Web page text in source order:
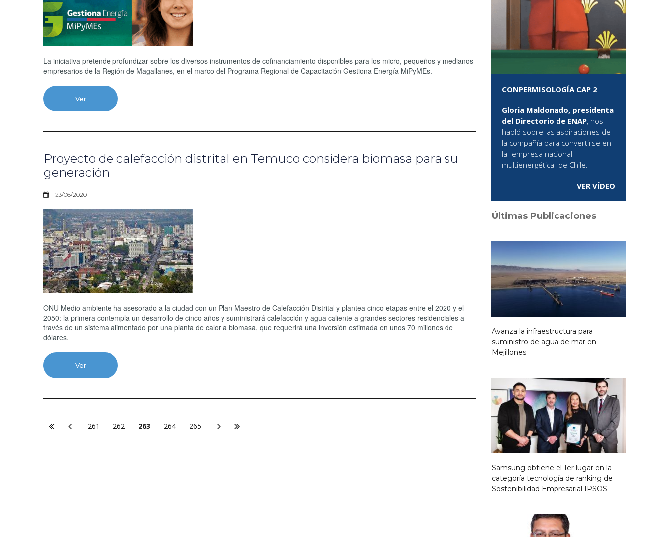
La iniciativa pretende profundizar sobre los diversos instrumentos de cofinanciamiento disponibles para los micro, pequeños y medianos
empresarios de la Región de Magallanes, en el marco del Programa Regional de Capacitación Gestiona Energía MiPyMEs.
Ver
Proyecto de calefacción distrital en Temuco considera biomasa para su
generación
23/06/2020
ONU Medio ambiente ha asesorado a la ciudad con un Plan Maestro de Calefacción Distrital y plantea cinco etapas entre el 2020 y el
2050: la primera contempla un desarrollo de cinco años y suministrará calefacción y agua caliente a grandes sectores residenciales a
través de un sistema alimentado por una planta de calor a biomasa, que requerirá una inversión estimada en unos 70 millones de
dólares.
Ver
261 262 263 264 265
CONPERMISOLOGÍA CAP 2
Gloria Maldonado, presidenta
del Directorio de ENAP, nos
habló sobre las aspiraciones de
la compañía para convertirse en
la "empresa nacional
multienergética" de Chile.
VER VÍDEO
Últimas Publicaciones
Avanza la infraestructura para
suministro de agua de mar en
Mejillones
Samsung obtiene el 1er lugar en la
categoría tecnología de ranking de
Sostenibilidad Empresarial IPSOS